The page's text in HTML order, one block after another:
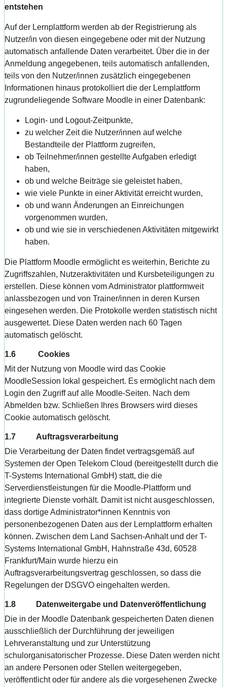
entstehen
Auf der Lernplattform werden ab der Registrierung als
Nutzer/in von diesen eingegebene oder mit der Nutzung
automatisch anfallende Daten verarbeitet. Über die in der
Anmeldung angegebenen, teils automatisch anfallenden,
teils von den Nutzer/innen zusätzlich eingegebenen
Informationen hinaus protokolliert die der Lernplattform
zugrundeliegende Software Moodle in einer Datenbank:
Login- und Logout-Zeitpunkte,
zu welcher Zeit die Nutzer/innen auf welche
Bestandteile der Plattform zugreifen,
ob Teilnehmer/innen gestellte Aufgaben erledigt
haben,
ob und welche Beiträge sie geleistet haben,
wie viele Punkte in einer Aktivität erreicht wurden,
ob und wann Änderungen an Einreichungen
vorgenommen wurden,
ob und wie sie in verschiedenen Aktivitäten mitgewirkt
haben.
Die Plattform Moodle ermöglicht es weiterhin, Berichte zu
Zugriffszahlen, Nutzeraktivitäten und Kursbeteiligungen zu
erstellen. Diese können vom Administrator plattformweit
anlassbezogen und von Trainer/innen in deren Kursen
eingesehen werden. Die Protokolle werden statistisch nicht
ausgewertet. Diese Daten werden nach 60 Tagen
automatisch gelöscht.
1.6 Cookies
Mit der Nutzung von Moodle wird das Cookie
MoodleSession lokal gespeichert. Es ermöglicht nach dem
Login den Zugriff auf alle Moodle-Seiten. Nach dem
Abmelden bzw. Schließen Ihres Browsers wird dieses
Cookie automatisch gelöscht.
1.7 Auftragsverarbeitung
Die Verarbeitung der Daten findet vertragsgemäß auf
Systemen der Open Telekom Cloud (bereitgestellt durch die
T-Systems International GmbH) statt, die die
Serverdienstleistungen für die Moodle-Plattform und
integrierte Dienste vorhält. Damit ist nicht ausgeschlossen,
dass dortige Administrator*innen Kenntnis von
personenbezogenen Daten aus der Lernplattform erhalten
können. Zwischen dem Land Sachsen-Anhalt und der T-
Systems International GmbH, Hahnstraße 43d, 60528
Frankfurt/Main wurde hierzu ein
Auftragsverarbeitungsvertrag geschlossen, so dass die
Regelungen der DSGVO eingehalten werden.
1.8 Datenweitergabe und Datenveröffentlichung
Die in der Moodle Datenbank gespeicherten Daten dienen
ausschließlich der Durchführung der jeweiligen
Lehrveranstaltung und zur Unterstützung
schulorganisatorischer Prozesse. Diese Daten werden nicht
an andere Personen oder Stellen weitergegeben,
veröffentlicht oder für andere als die vorgesehenen Zwecke